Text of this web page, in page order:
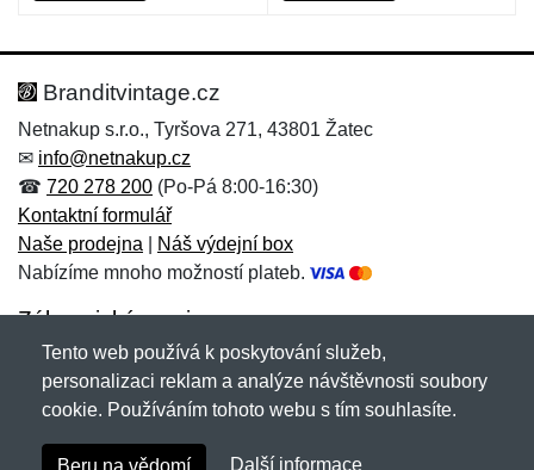
Branditvintage.cz
Netnakup s.r.o., Tyršova 271, 43801 Žatec
✉ info@netnakup.cz
☎ 720 278 200 (Po-Pá 8:00-16:30)
Kontaktní formulář
Naše prodejna
Náš výdejní box
Nabízíme mnoho možností plateb.
Zákaznický servis
Novinky emailem
Copyright © 2007-2026 (19 let s vámi)Netnakup.cz
Tento web používá k poskytování služeb,
personalizaci reklam a analýze návštěvnosti soubory
cookie. Používáním tohoto webu s tím souhlasíte.
Beru na vědomí Další informace